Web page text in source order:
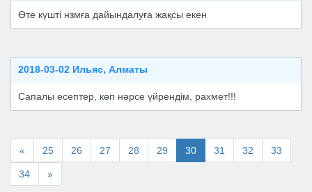
Өте күшті нзмға дайындалуға жақсы екен
2018-03-02 Ильяс, Алматы
Сапалы есептер, көп нәрсе үйрендім, раxмет!!!
« 25 26 27 28 29 30 31 32 33
34 »